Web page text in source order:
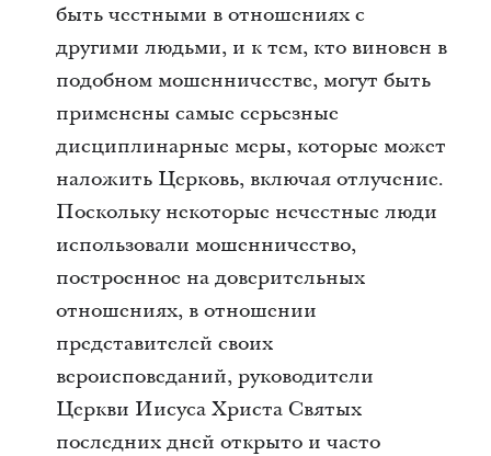
быть честными в отношениях с
другими людьми, и к тем, кто виновен в
подобном мошенничестве, могут быть
применены самые серьезные
дисциплинарные меры, которые может
наложить Церковь, включая отлучение.
Поскольку некоторые нечестные люди
использовали мошенничество,
построенное на доверительных
отношениях, в отношении
представителей своих
вероисповеданий, руководители
Церкви Иисуса Христа Святых
последних дней открыто и часто